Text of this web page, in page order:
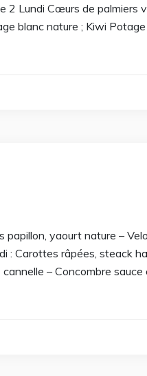
2 Lundi Cœurs de
blanc nature ; Kiwi
yaourt nature –
: Carottes râpées, steack
– Concombre